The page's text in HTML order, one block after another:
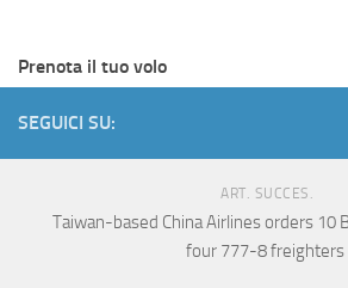
Prenota il tuo volo
SEGUICI SU:
ART. SUCCES.
Taiwan-based China Airlines orders 10
four 777-8 freighters